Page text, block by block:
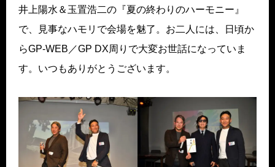
井上陽水＆玉置浩二の『夏の終わりのハーモニー』
で、見事なハモリで会場を魅了。お二人には、日頃か
らGP-WEB／GP DX周りで大変お世話になっていま
す。いつもありがとうございます。